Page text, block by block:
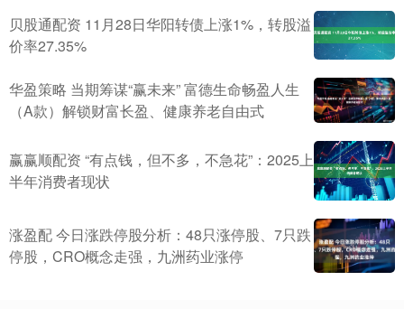
贝股通配资 11月28日华阳转债上涨1%，转股溢
价率27.35%
华盈策略 当期筹谋“赢未来” 富德生命畅盈人生
（A款）解锁财富长盈、健康养老自由式
赢赢顺配资 “有点钱，但不多，不急花”：2025上
半年消费者现状
涨盈配 今日涨跌停股分析：48只涨停股、7只跌
停股，CRO概念走强，九洲药业涨停